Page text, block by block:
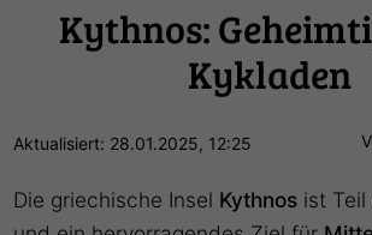
Kythnos:
Kykladen
Aktualisiert: 28.01.2025, 12:25
Die griechische Insel Kythnos ist Teil